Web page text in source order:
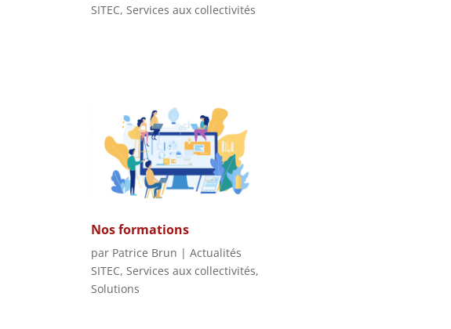
SITEC, Services aux collectivités
Nos formations
par Patrice Brun | Actualités
SITEC, Services aux collectivités,
Solutions